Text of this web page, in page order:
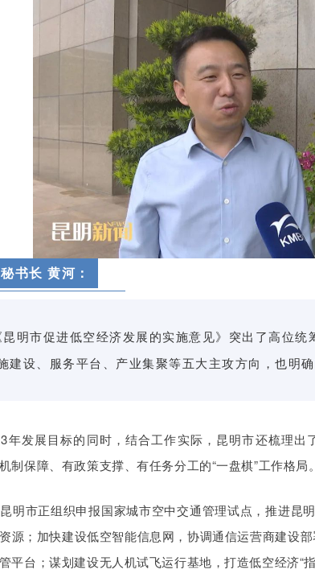
书长 黄河 ：
昆明市促进低空经济发展的实施意见》突出了高位
建设、服务平台、产业集聚等五大主攻方向，也明
年发展目标的同时，结合工作实际，昆明市还梳理
制保障、有政策支撑、有任务分工的“一盘棋”工作格局。
明市正组织申报国家城市空中交通管理试点，推进昆
源；加快建设低空智能信息网，协调通信运营商建设
平台；谋划建设无人机试飞运行基地，打造低空经济“